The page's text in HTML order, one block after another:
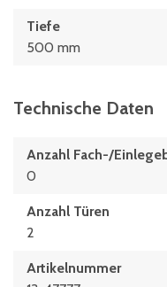
Tiefe
500 mm
Technische Daten
Anzahl Fach-/
0
Anzahl Türen
2
Artikelnummer